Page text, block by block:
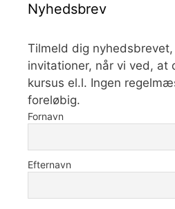
Nyhedsbrev
Tilmeld dig
invitationer, når vi ved,
kursus el.l. Ingen
foreløbig.
Fornavn
Efternavn